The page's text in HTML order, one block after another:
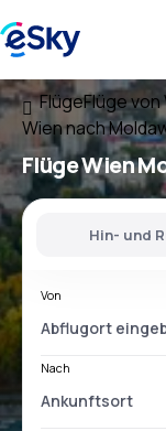
FlügeFlüge von
Wien nach
FlügeWien
Hin- und
Von
Nach